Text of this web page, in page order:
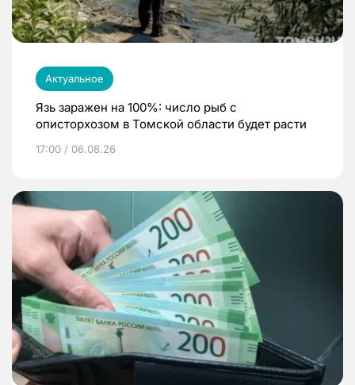
Актуальное
Язь заражен на 100%: число рыб с
описторхозом в Томской области будет расти
17:00 / 06.08.26